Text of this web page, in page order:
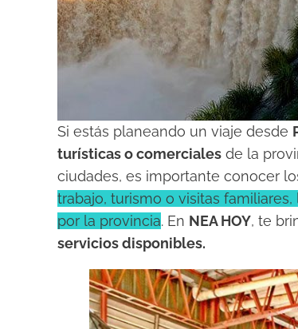
Si estás planeando un viaje desde
turísticas o comerciales de la
ciudades, es importante conocer
trabajo, turismo o visitas
por la provincia. En NEA HOY, te
servicios disponibles.